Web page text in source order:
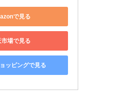
で見る
市場で見る
ッピングで見る